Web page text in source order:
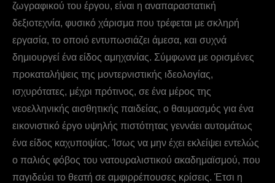
ζωγραφικού του έργου, είναι η αναπαραστατική
δεξιοτεχνία, φυσικό χάρισμα που τρέφεται με σκληρή
εργασία, το οποιό εντυπωσιάζει άμεσα, και συχνά
δημιουργεί ένα είδος αμηχανίας. Σύμφωνα με ορισμένες
προκαταλήψεις της μοντερνιστικής ιδεολογίας,
ισχυρότατες, μέχρι πρότινος, σε ένα μέρος της
νεοελληνικής αισθητικής παιδείας, ο θαυμασμός για ένα
εικονιστικό έργο υψηλής πιστότητας γεννάει αυτομάτως
ένα είδος καχυποψίας. Ίσως να μην έχει εκλείψει εντελώς
ο παλιός φόβος του νατουραλιστικού ακαδημαϊσμού, που
παγιδεύει το θεατή σε αμφιρρέπουσες κρίσεις. Έτσι η